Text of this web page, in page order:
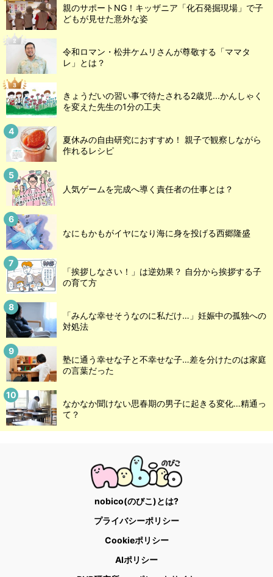
親のサポートNG！キッザニア「化石発掘現場」で子
どもが見せた意外な姿
令和ロマン・松井ケムリさんが尊敬する「ママタ
レ」とは？
きょうだいの習い事で待たされる2歳児...かんしゃく
を変えた先生の1分の工夫
夏休みの自由研究におすすめ！ 親子で観察しながら
作れるレシピ
人気ゲームを完成へ導く責任者の仕事とは？
なにもかもがイヤになり海に身を投げる西郷隆盛
「挨拶しなさい！」は逆効果？ 自分から挨拶する子
の育て方
「みんな幸せそうなのに私だけ…」妊娠中の孤独への
対処法
塾に通う幸せな子と不幸せな子…差を分けたのは家庭
の言葉だった
なかなか聞けない思春期の男子に起きる変化…精通っ
て？
nobico(のびこ)とは?
プライバシーポリシー
Cookieポリシー
AIポリシー